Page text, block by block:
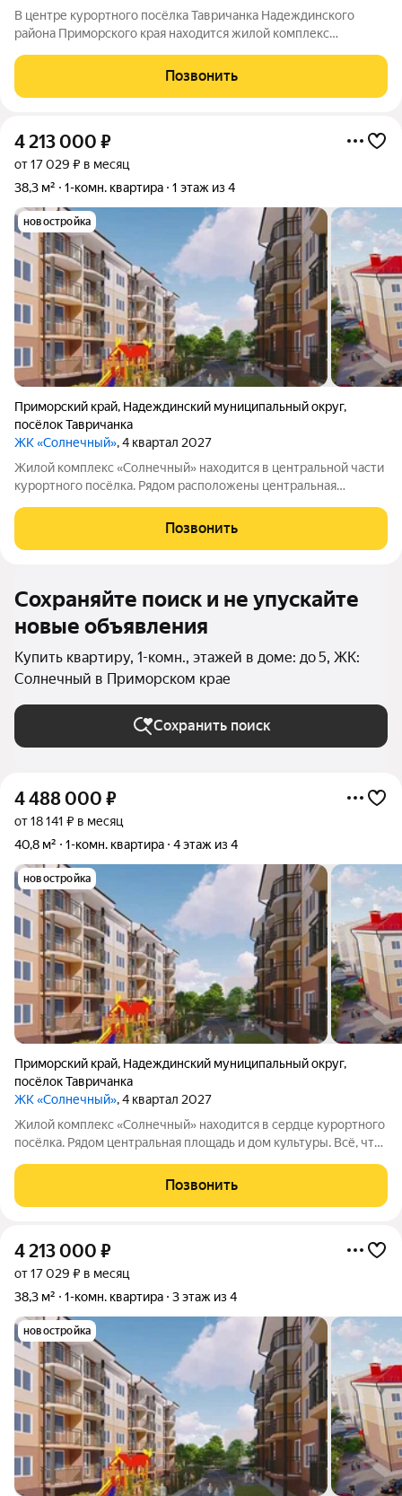
В центре курортного посёлка Тавричанка Надеждинского
района Приморского края находится жилой комплекс
дом культуры. Рядом есть всё, что нужно для жизни: можно
сесть на общественный транспорт,
Позвонить
4 213 000 ₽
от 17 029 ₽ в месяц
38,3 м²
1-комн. квартира 1 этаж из 4
новостройка
Приморский край, Надеждинский муниципальный округ,
посёлок Тавричанка
ЖК «Солнечный», 4 квартал 2027
Жилой комплекс «Солнечный» находится в центральной части
курортного посёлка. Рядом расположены центральная
остановки общественного
Позвонить
Сохраняйте поиск и не упускайте
новые объявления
Купить квартиру, 1-комн., этажей в доме: до 5, ЖК:
Солнечный в Приморском крае
Сохранить поиск
4 488 000 ₽
от 18 141 ₽ в месяц
40,8 м²
1-комн. квартира 4 этаж из 4
новостройка
Приморский край, Надеждинский муниципальный округ,
посёлок Тавричанка
ЖК «Солнечный», 4 квартал 2027
Жилой комплекс «Солнечный» находится в сердце курортного
посёлка. Рядом центральная площадь и дом культуры. Всё, что
минутах ходьбы: транспорт, торговые точки, финансовое
учреждение,
Позвонить
4 213 000 ₽
от 17 029 ₽ в месяц
38,3 м²
1-комн. квартира 3 этаж из 4
новостройка